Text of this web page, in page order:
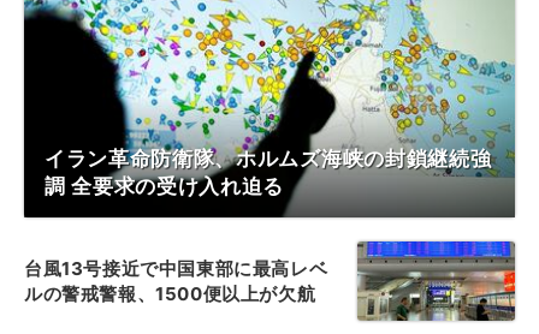
イラン革命防衛隊、ホルムズ海峡の封鎖継続強
調 全要求の受け入れ迫る
台風13号接近で中国東部に最高レベ
ルの警戒警報、1500便以上が欠航